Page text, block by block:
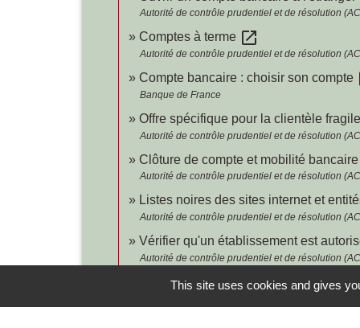
Autorité de contrôle prudentiel et de résolution
Comptes à terme open_in_new
Autorité de contrôle prudentiel et de résolution
Compte bancaire : choisir son compte
Banque de France
Offre spécifique pour la clientèle
Autorité de contrôle prudentiel et de résolution
Clôture de compte et mobilité bancaire
Autorité de contrôle prudentiel et de résolution
Listes noires des sites internet et
Autorité de contrôle prudentiel et de résolution
Vérifier qu'un établissement est
Autorité de contrôle prudentiel et de résolution
Régler un litige avec votre banqueopen_in_new
This site uses cookies and gives